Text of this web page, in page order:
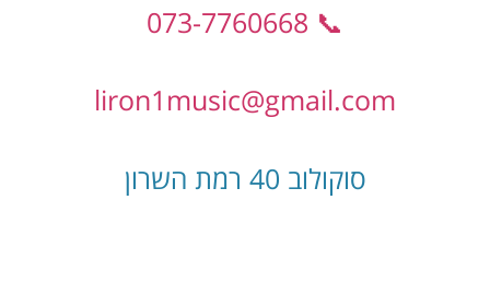
📞 073-7760668
liron1music@gmail.com
סוקולוב 40 רמת השרון